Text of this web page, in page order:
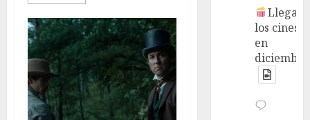
Llega a
los cines
en